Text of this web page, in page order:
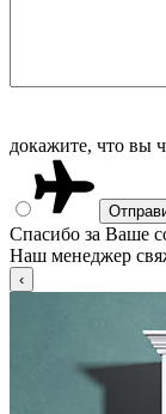
докажите, что вы
Спасибо за Ваше
Наш менеджер